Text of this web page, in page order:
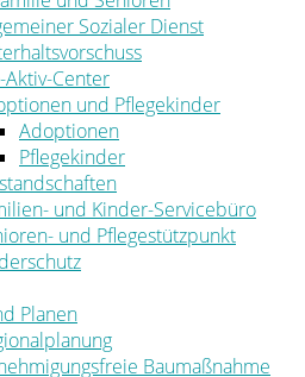
Sozialer Dienst
Aktiv-Center
und Pflegekinder
Adoptionen
Pflegekinder
und Kinder-Servicebüro
und Pflegestützpunkt
Planen
Baumaßnahme